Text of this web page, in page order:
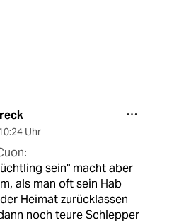
Uhr
sein" macht aber
als man oft sein Hab
Heimat zurücklassen
noch teure Schlepper